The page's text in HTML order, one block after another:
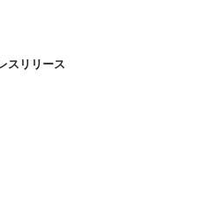
スリリース